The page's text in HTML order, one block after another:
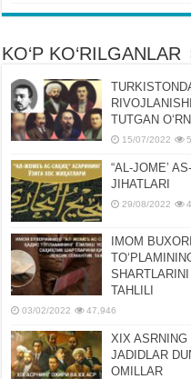
KO‘P KO‘RILGANLAR
TUTGAN
15/07/2022
“AL-JOMEʼ
JIHATLARI
29/08/2022
IMOM
TAHLILI
03/02/2022 47,946
XIX
JADIDLAR
OMILLAR